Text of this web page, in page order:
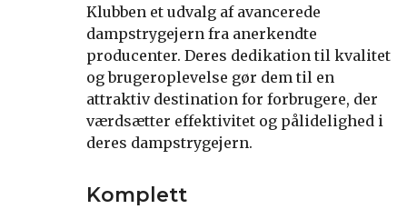
Klubben et udvalg af avancerede
dampstrygejern fra anerkendte
producenter. Deres dedikation til kvalitet
og brugeroplevelse gør dem til en
attraktiv destination for forbrugere, der
værdsætter effektivitet og pålidelighed i
deres dampstrygejern.
Komplett